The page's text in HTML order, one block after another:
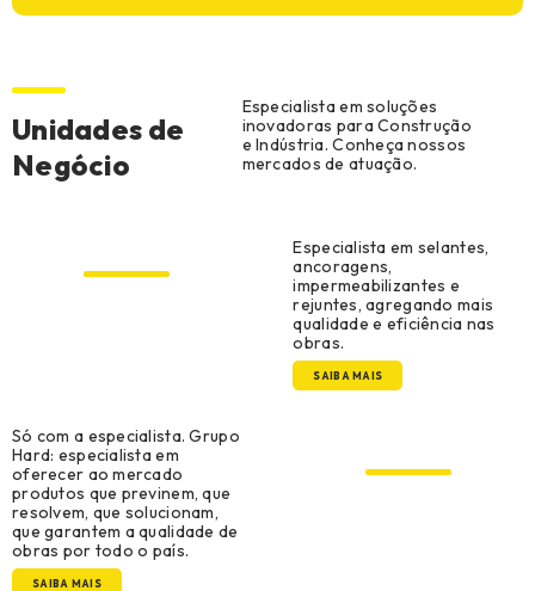
Unidades de
Negócio
Especialista em soluções
inovadoras para Construção
e Indústria. Conheça nossos
mercados de atuação.
Especialista em selantes,
ancoragens,
impermeabilizantes e
rejuntes, agregando mais
qualidade e eficiência nas
obras.
SAIBA MAIS
Só com a especialista. Grupo
Hard: especialista em
oferecer ao mercado
produtos que previnem, que
resolvem, que solucionam,
que garantem a qualidade de
obras por todo o país.
SAIBA MAIS